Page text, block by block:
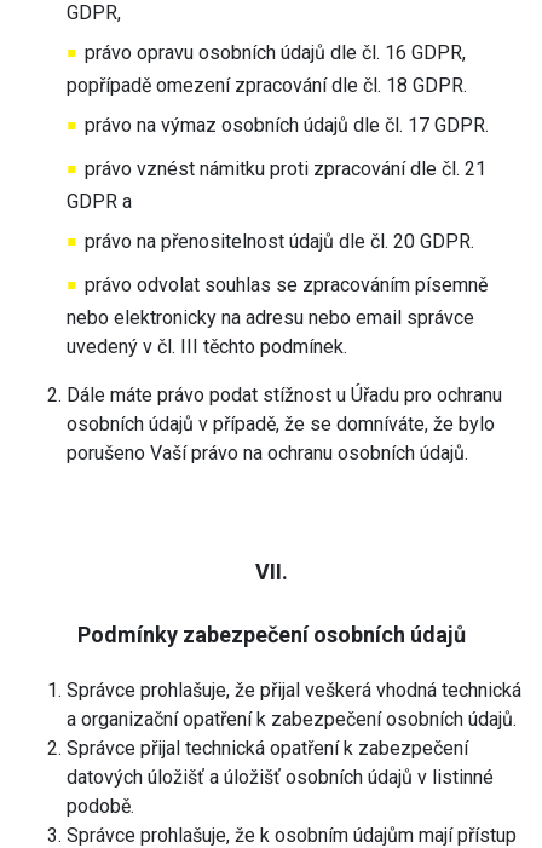
GDPR,
právo opravu osobních údajů dle čl. 16 GDPR,
popřípadě omezení zpracování dle čl. 18 GDPR.
právo na výmaz osobních údajů dle čl. 17 GDPR.
právo vznést námitku proti zpracování dle čl. 21
GDPR a
právo na přenositelnost údajů dle čl. 20 GDPR.
právo odvolat souhlas se zpracováním písemně
nebo elektronicky na adresu nebo email správce
uvedený v čl. III těchto podmínek.
Dále máte právo podat stížnost u Úřadu pro ochranu
osobních údajů v případě, že se domníváte, že bylo
porušeno Vaší právo na ochranu osobních údajů.
VII.
Podmínky zabezpečení osobních údajů
Správce prohlašuje, že přijal veškerá vhodná technická
a organizační opatření k zabezpečení osobních údajů.
Správce přijal technická opatření k zabezpečení
datových úložišť a úložišť osobních údajů v listinné
podobě.
Správce prohlašuje, že k osobním údajům mají přístup